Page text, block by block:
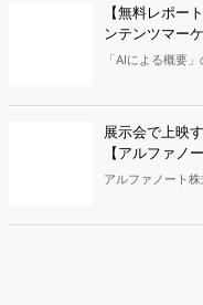
【無料レポー
ンテンツマー
「AIによる概要
のSEO領域には
し、最多の
ザーの選択肢の
必見の2026年上
料でDLできます
ご用意しておりま
展示会で上映
【アルファノ
アルファノート
画・マーケティ
調査を実施し、